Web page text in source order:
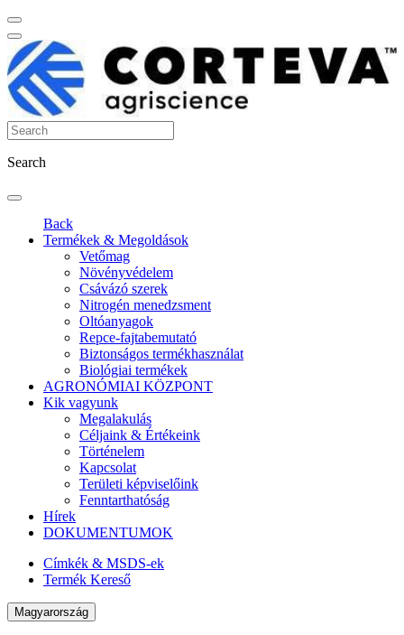
Search
Back
Termékek & Megoldások
Vetőmag
Növényvédelem
Csávázó szerek
Nitrogén menedzsment
Oltóanyagok
Repce-fajtabemutató
Biztonságos termékhasználat
Biológiai termékek
AGRONÓMIAI KÖZPONT
Kik vagyunk
Megalakulás
Céljaink & Értékeink
Történelem
Kapcsolat
Területi képviselőink
Fenntarthatóság
Hírek
DOKUMENTUMOK
Címkék & MSDS-ek
Termék Kereső
Magyarország